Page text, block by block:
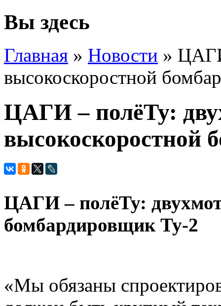
Вы здесь
Главная » Новости »
высокоскоростной
ЦАГИ – полёТу:
высокоскоростной
ЦАГИ – полёТу:
бомбардировщик Ту-2
«Мы обязаны